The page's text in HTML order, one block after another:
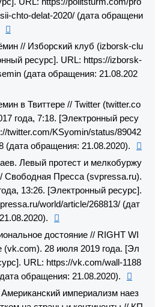
chto-delat-2020/ (дата обращени
// Изборский клуб (izborsk-clu
ресурс]. URL: https://izborsk-
(дата обращения: 21.08.202
в Твиттере // Twitter (twitter.co
года, 7:18. [Электронный ресу
twitter.com/KSyomin/status/89042
(дата обращения: 21.08.2020).
Левый протест и мелкобуржу
Свободная Пресса (svpressa.ru).
13:26. [Электронный ресурс].
world/article/268813/ (дат
достояние // RIGHT WI
(vk.com). 28 июля 2019 года. [Эл
URL: https://vk.com/wall-1188
обращения: 21.08.2020).
империализм наез